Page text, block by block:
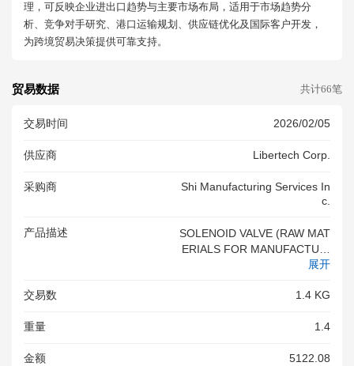
理，可反映企业进出口趋势与主要市场布局，适用于市场趋势分
析、竞争对手研究、港口运输规划、供应链优化及国际客户开发，
为跨境贸易决策提供可靠支持。
贸易数据 共计66笔
交易时间 2026/02/05
供应商 Libertech Corp.
采购商
Shi Manufacturing Services In
C.
产品描述
SOLENOID VALVE (RAW MAT
ERIALS FOR MANUFACTURI
NG AND ASSEMBLY FOR FIN
R UNITS)
展开
交易数 1.4 KG
重量 1.4
金额 5122.08